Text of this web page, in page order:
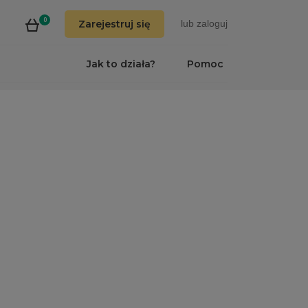
0 Zarejestruj się lub zaloguj
Pomoc
Jak to działa?